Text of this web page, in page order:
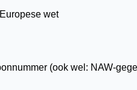
wet
(ook wel: NAW-